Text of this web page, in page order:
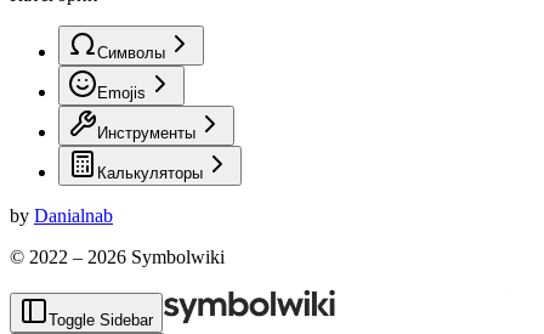
Символы
Emojis
Инструменты
Калькуляторы
by Danialnab
© 2022 – 2026 Symbolwiki
Toggle Sidebar